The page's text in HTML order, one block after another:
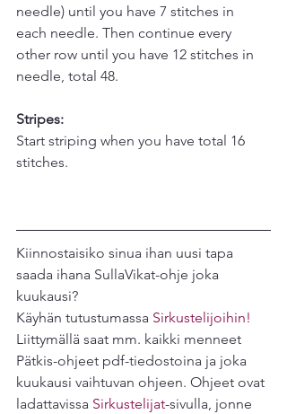
needle) until you have 7 stitches in
each needle. Then continue every
other row until you have 12 stitches in
needle, total 48.
Stripes:
Start striping when you have total 16
stitches.
Kiinnostaisiko sinua ihan uusi tapa
saada ihana SullaVikat-ohje joka
kuukausi?
Käyhän tutustumassa Sirkustelijoihin!
Liittymällä saat mm. kaikki menneet
Pätkis-ohjeet pdf-tiedostoina ja joka
kuukausi vaihtuvan ohjeen. Ohjeet ovat
ladattavissa Sirkustelijat-sivulla, jonne